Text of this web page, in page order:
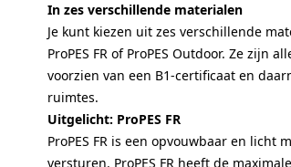
In zes verschillende materialen
Je kunt kiezen uit zes verschillende
ProPES FR of ProPES Outdoor. Ze zijn
voorzien van een B1-certificaat en
ruimtes.
Uitgelicht: ProPES FR
ProPES FR is een opvouwbaar en
versturen. ProPES FR heeft de